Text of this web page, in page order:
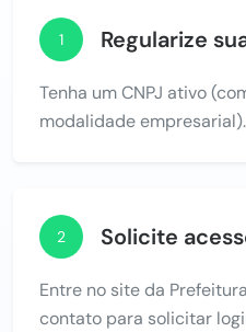
1 Regularize
Tenha um CNPJ ativo
modalidade empresarial).
2 Solicite
Entre no site da
contato para solicitar